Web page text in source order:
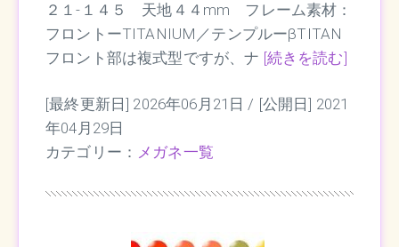
２１-１４５ 天地４４mm フレーム素材：
フロントーTITANIUM／テンプルーβTITAN
フロント部は複式型ですが、ナ [続きを読む]
[最終更新日] 2026年06月21日 / [公開日] 2021
年04月29日
カテゴリー： メガネ一覧